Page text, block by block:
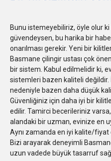
Bunu istemeyebiliriz, öyle olur ki
güvendeysen, bu harika bir
onarılması gerekir. Yeni bir
Basmane çilingir ustası çok
bir sistem. Kabul edilmelidir ki,
sistemleri bazen kaliteli
nedeniyle bazen daha düşük
Güvenliğiniz için daha iyi bir
edilir. Tamirci becerileriniz
alandaki bir uzman, evinize en
Aynı zamanda en iyi kalite/fiyat
Bizi arayarak deneyimli
uzun vadede büyük tasarruf